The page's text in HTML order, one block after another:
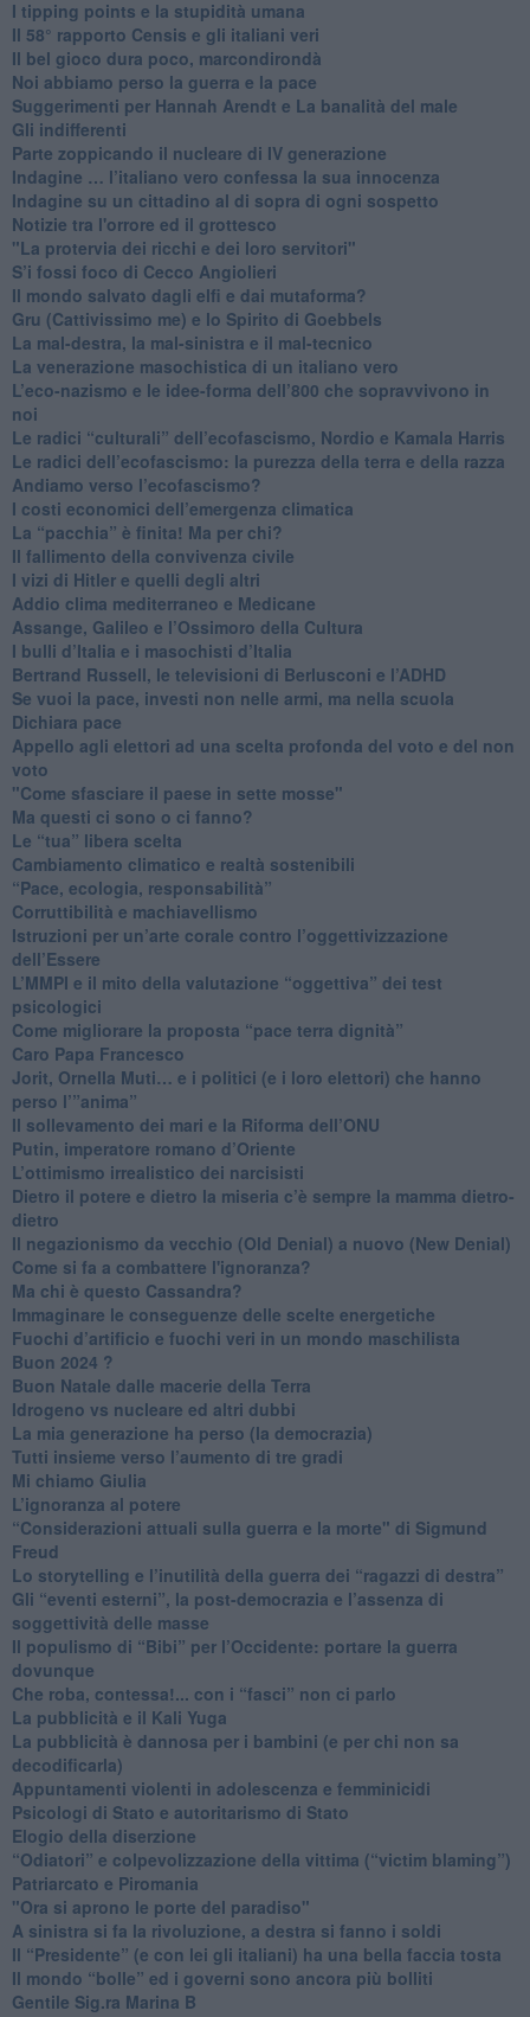
I tipping points e la stupidità umana
​Il 58° rapporto Censis e gli italiani veri
​Il bel gioco dura poco, marcondirondà
Noi abbiamo perso la guerra e la pace
Suggerimenti per Hannah Arendt e La banalità del male
​Gli indifferenti
Parte zoppicando il nucleare di IV generazione
​Indagine … l’italiano vero confessa la sua innocenza
Indagine su un cittadino al di sopra di ogni sospetto
Notizie tra l'orrore ed il grottesco
"La protervia dei ricchi e dei loro servitori"
S’i fossi foco di Cecco Angiolieri
​Il mondo salvato dagli elfi e dai mutaforma?
Gru (Cattivissimo me) e lo Spirito di Goebbels
​La mal-destra, la mal-sinistra e il mal-tecnico
​La venerazione masochistica di un italiano vero
​L’eco-nazismo e le idee-forma dell’800 che sopravvivono in
noi
​Le radici “culturali” dell’ecofascismo, Nordio e Kamala Harris
Le radici dell’ecofascismo: la purezza della terra e della razza
Andiamo verso l’ecofascismo?
I costi economici dell’emergenza climatica
​La “pacchia” è finita! Ma per chi?
​Il fallimento della convivenza civile
​I vizi di Hitler e quelli degli altri
Addio clima mediterraneo e Medicane
​Assange, Galileo e l’Ossimoro della Cultura
​I bulli d’Italia e i masochisti d’Italia
​Bertrand Russell, le televisioni di Berlusconi e l’ADHD
​Se vuoi la pace, investi non nelle armi, ma nella scuola
​Dichiara pace
​Appello agli elettori ad una scelta profonda del voto e del non
voto
"Come sfasciare il paese in sette mosse"
​Ma questi ci sono o ci fanno?
​Le “tua” libera scelta
Cambiamento climatico e realtà sostenibili
“Pace, ecologia, responsabilità”
​Corruttibilità e machiavellismo
Istruzioni per un’arte corale contro l’oggettivizzazione
dell’Essere
​L’MMPI e il mito della valutazione “oggettiva” dei test
psicologici
Come migliorare la proposta “pace terra dignità”
Caro Papa Francesco
​Jorit, Ornella Muti… e i politici (e i loro elettori) che hanno
perso l’”anima”
​Il sollevamento dei mari e la Riforma dell’ONU
Putin, imperatore romano d’Oriente
​L’ottimismo irrealistico dei narcisisti
​Dietro il potere e dietro la miseria c’è sempre la mamma dietro-
dietro
Il negazionismo da vecchio (Old Denial) a nuovo (New Denial)
Come si fa a combattere l'ignoranza?
Ma chi è questo Cassandra?
Immaginare le conseguenze delle scelte energetiche
​Fuochi d’artificio e fuochi veri in un mondo maschilista
Buon 2024 ?
​Buon Natale dalle macerie della Terra
​Idrogeno vs nucleare ed altri dubbi
​La mia generazione ha perso (la democrazia)
​Tutti insieme verso l’aumento di tre gradi
Mi chiamo Giulia
L’ignoranza al potere
​“Considerazioni attuali sulla guerra e la morte" di Sigmund
Freud
​Lo storytelling e l’inutilità della guerra dei “ragazzi di destra”
​Gli “eventi esterni”, la post-democrazia e l’assenza di
soggettività delle masse
​Il populismo di “Bibi” per l’Occidente: portare la guerra
dovunque
​Che roba, contessa!... con i “fasci” non ci parlo
La pubblicità e il Kali Yuga
​La pubblicità è dannosa per i bambini (e per chi non sa
decodificarla)
​Appuntamenti violenti in adolescenza e femminicidi
​Psicologi di Stato e autoritarismo di Stato
Elogio della diserzione
“Odiatori” e colpevolizzazione della vittima (“victim blaming”)
​Patriarcato e Piromania
"Ora si aprono le porte del paradiso"
​A sinistra si fa la rivoluzione, a destra si fanno i soldi
​Il “Presidente” (e con lei gli italiani) ha una bella faccia tosta
​Il mondo “bolle” ed i governi sono ancora più bolliti
​Gentile Sig.ra Marina B